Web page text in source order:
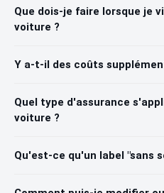
Que dois-je faire lorsque je
voiture ?
Y a-t-il des coûts
Quel type d'assurance
voiture ?
Qu'est-ce qu'un label "sans